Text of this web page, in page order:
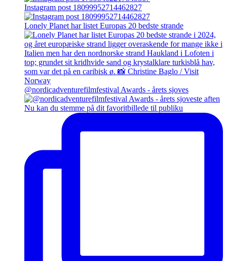
Instagram post 18099952714462827
Lonely Planet har listet Europas 20 bedste strande
@nordicadventurefilmfestival Awards - årets sjoves
Nu kan du stemme på dit favoritbillede til publiku